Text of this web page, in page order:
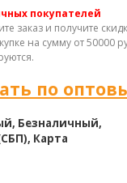
покупателей
заказ и получите
на сумму от 50000
по
Безналичный,
Карта